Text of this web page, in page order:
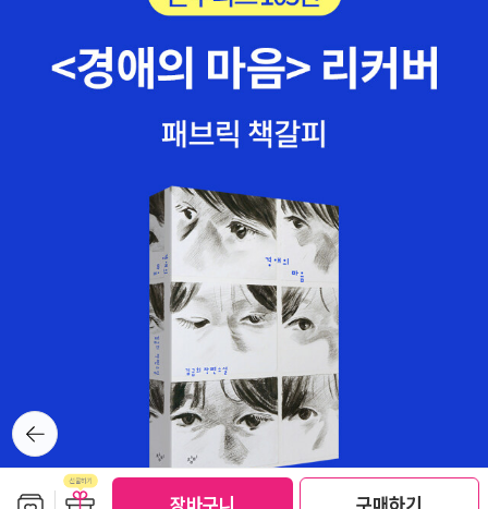
장바구니 구매하기
are that he was waiting for any breath at all, but then her
breathing stopped. It just stopped. And he was absolute
ly stunned. He kept staring at her, and her eyes were pa
was she? She was right there, but she was gone. He co
물 한 잔 마시고. 가성비의 측면에서 볼 때, 『감시와 처벌』은 그 어
떤 책보다 가성비가 높다. 푸코에 관심이 없는 사람이더라도(나
였음) 1독 해봄직 하다고 생각한다. ​​ 사사키 아타루는 『감시와 처
벌』을 중심으로 푸코의 이론을 정리한다. 그걸 더 간단히 정리해
보자. ​<제55절 세 가지 풍경>에서 사사키는 『감시와 처벌』이
'주권 권력의 신체형에서 규율 권력에 의한 교정·관리로' 요약된
다고 소개한다. 첫 번째 '신체형'은 신체에 직접 고통을 주는 방식
으로 주권을 확증한다. 신체형은 의례(483쪽)로서 현장에서 이
를 목도하는 민중을 통해 잔인한 의식이 완성된다. 두 번째는 '형
벌의 기호학'(489쪽)으로서 죄인의 신체에 영속적인 인쇄(인상)
이다. 저장됐던 모든 정보는 살릴 수 없다는 통보도 이미 받았다.
제길! 무수히 쌓고 날리는 이 가벼운 데이터들의 나날이여...
뒤로가
기